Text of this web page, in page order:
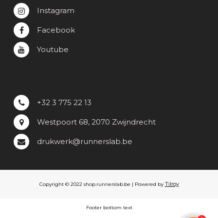
Instagram
Facebook
Youtube
+32 3 775 22 13
Westpoort 68, 2070 Zwijndrecht
drukwerk@runnerslab.be
Copyright © 2022 shop.runnerslab.be | Powered byTilroy
Footer bottom text